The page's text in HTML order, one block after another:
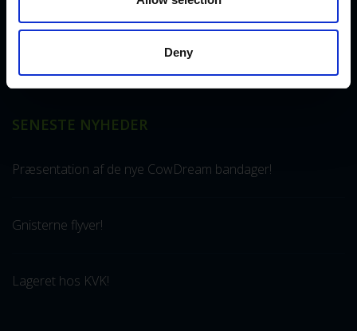
Deny
udelukkende udvikler og producerer udstyr til klovpleje og
klovbeskæring. I dag har vi mange produkter i daglig drift i
SENESTE NYHEDER
Præsentation af de nye CowDream bandager!
Gnisterne flyver!
Lageret hos KVK!